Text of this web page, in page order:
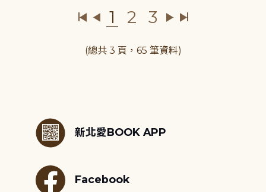
1 2 3
(總共 3 頁，65 筆資料)
新北愛BOOK APP
Facebook